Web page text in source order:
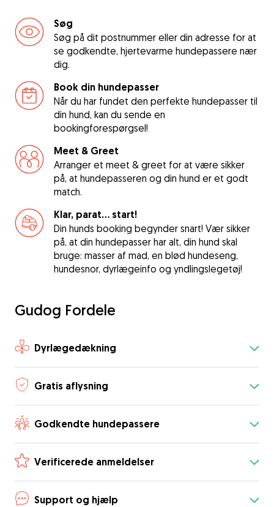
Søg
Søg på dit postnummer eller din adresse for at
se godkendte, hjertevarme hundepassere nær
dig.
Book din hundepasser
Når du har fundet den perfekte hundepasser til
din hund, kan du sende en
bookingforespørgsel!
Meet & Greet
Arranger et meet & greet for at være sikker
på, at hundepasseren og din hund er et godt
match.
Klar, parat... start!
Din hunds booking begynder snart! Vær sikker
på, at din hundepasser har alt, din hund skal
bruge: masser af mad, en blød hundeseng,
hundesnor, dyrlægeinfo og yndlingslegetøj!
Gudog Fordele
Dyrlægedækning
Gratis aflysning
Godkendte hundepassere
Verificerede anmeldelser
Support og hjælp